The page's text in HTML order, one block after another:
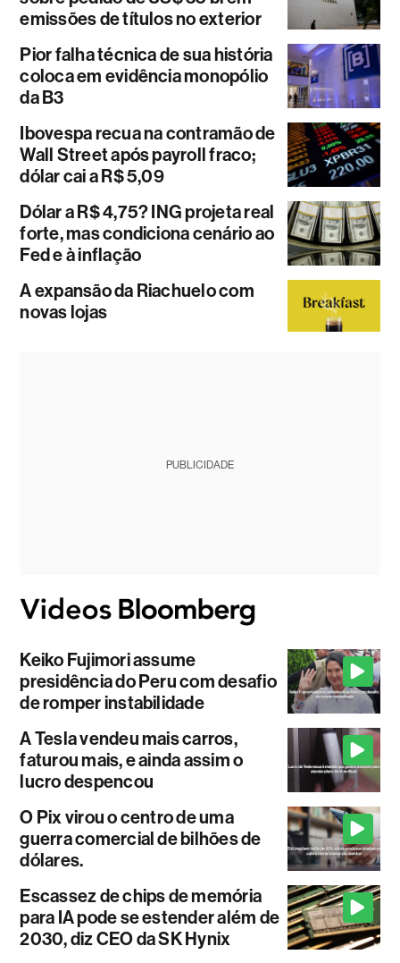
emissões de títulos no exterior
Pior falha técnica de sua história
coloca em evidência monopólio
da B3
Ibovespa recua na contramão de
Wall Street após payroll fraco;
dólar cai a R$ 5,09
Dólar a R$ 4,75? ING projeta real
forte, mas condiciona cenário ao
Fed e à inflação
A expansão da Riachuelo com
novas lojas
PUBLICIDADE
Keiko Fujimori assume
presidência do Peru com desafio
de romper instabilidade
A Tesla vendeu mais carros,
faturou mais, e ainda assim o
lucro despencou
O Pix virou o centro de uma
guerra comercial de bilhões de
dólares.
Escassez de chips de memória
para IA pode se estender além de
2030, diz CEO da SK Hynix